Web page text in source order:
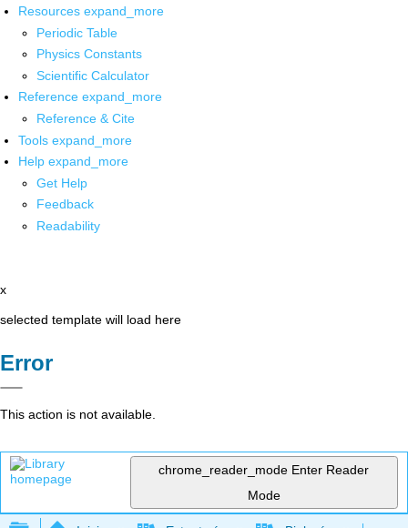
Resources expand_more
Periodic Table
Physics Constants
Scientific Calculator
Reference expand_more
Reference & Cite
Tools expand_more
Help expand_more
Get Help
Feedback
Readability
x
selected template will load here
Error
This action is not available.
chrome_reader_mode Enter Reader
Mode